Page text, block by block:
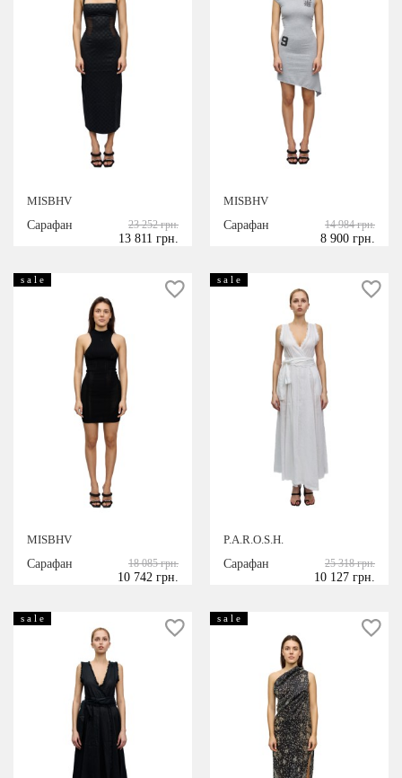
MISBHV
Сарафан
23 252 грн.
13 811 грн.
MISBHV
Сарафан
14 984 грн.
8 900 грн.
s a l e
MISBHV
Сарафан
18 085 грн.
10 742 грн.
s a l e
P.A.R.O.S.H.
Сарафан
25 318 грн.
10 127 грн.
s a l e s a l e